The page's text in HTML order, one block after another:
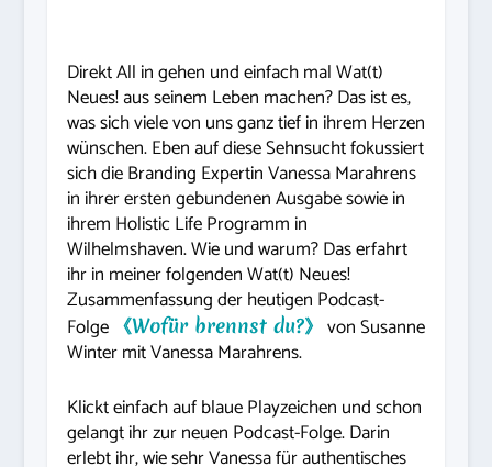
Direkt All in gehen und einfach mal Wat(t)
Neues! aus seinem Leben machen? Das ist es,
was sich viele von uns ganz tief in ihrem Herzen
wünschen. Eben auf diese Sehnsucht fokussiert
sich die Branding Expertin Vanessa Marahrens
in ihrer ersten gebundenen Ausgabe sowie in
ihrem Holistic Life Programm in
Wilhelmshaven. Wie und warum? Das erfahrt
ihr in meiner folgenden Wat(t) Neues!
Zusammenfassung der heutigen Podcast-
Folge 《Wofür brennst du?》 von Susanne
Winter mit Vanessa Marahrens.
Klickt einfach auf blaue Playzeichen und schon
gelangt ihr zur neuen Podcast-Folge. Darin
erlebt ihr, wie sehr Vanessa für authentisches